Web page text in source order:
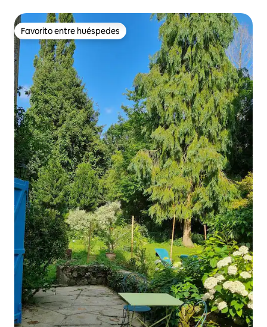
Favorito entre huéspedes
Favorito entre huéspedes